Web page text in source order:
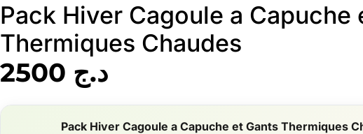
Pack Hiver Cagoule a Capuche
Thermiques Chaudes
د.ج
Pack Hiver Cagoule a Capuche et Gants Thermiques